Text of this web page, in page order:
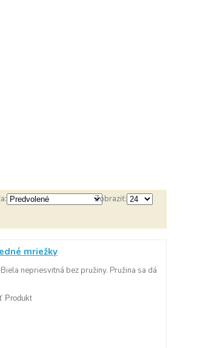
Zobraziť:
mriežky
nepriesvitná bez pružiny. Pružina sa dá
Produkt